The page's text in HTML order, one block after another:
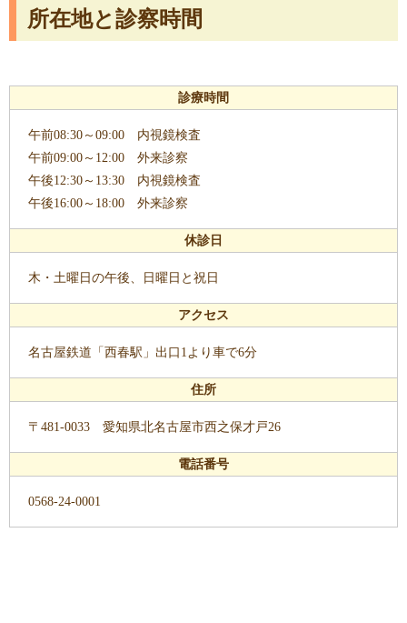
所在地と診察時間
診療時間
午前08:30～09:00 内視鏡検査
午前09:00～12:00 外来診察
午後12:30～13:30 内視鏡検査
午後16:00～18:00 外来診察
休診日
木・土曜日の午後、日曜日と祝日
アクセス
名古屋鉄道「西春駅」出口1より車で6分
住所
〒481-0033 愛知県北名古屋市西之保才戸26
電話番号
0568-24-0001